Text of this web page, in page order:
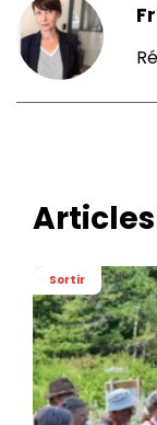
Sortir